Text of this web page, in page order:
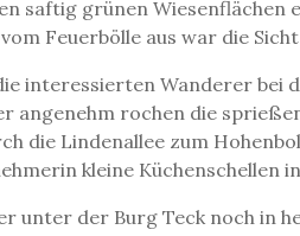
saftig grünen Wiesenflächen
Feuerbölle aus war die
interessierten Wanderer bei
angenehm rochen die
die Lindenallee zum
kleine Küchenschellen
unter der Burg Teck noch in